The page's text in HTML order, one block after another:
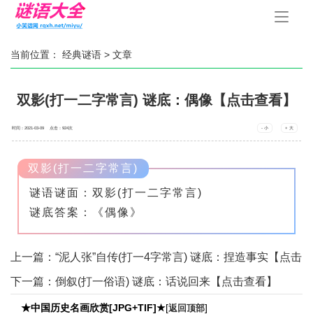
手
当前位置： 经典谜语 > 文章
双影(打一二字常言) 谜底：偶像【点击查看】
时间：2021-03-09 点击：924次 - 小 + 大
双影(打一二字常言)
谜语谜面：双影(打一二字常言)
谜底答案：《偶像》
上一篇： “泥人张”自传(打一4字常言) 谜底：捏造事实【点击
查看】
下一篇： 倒叙(打一俗语) 谜底：话说回来【点击查看】
★中国历史名画欣赏[JPG+TIF]★[返回顶部]